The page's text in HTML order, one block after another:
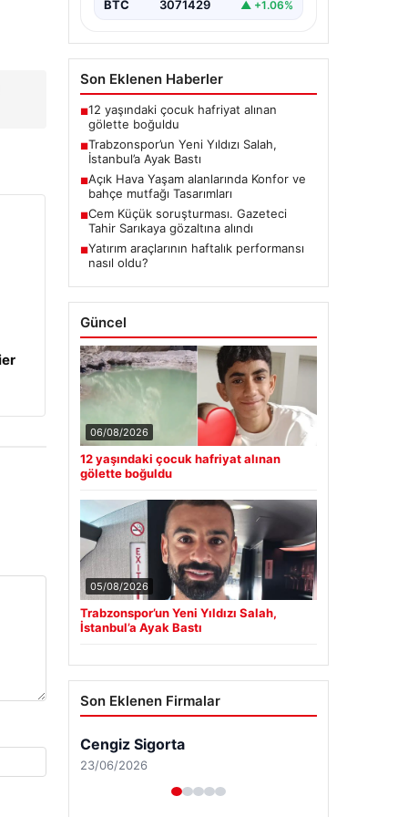
BTC 3071429 ▲ +1.06%
Son Eklenen Haberler
■12 yaşındaki çocuk hafriyat alınan
gölette boğuldu
■Trabzonspor’un Yeni Yıldızı Salah,
İstanbul’a Ayak Bastı
■Açık Hava Yaşam alanlarında Konfor ve
bahçe mutfağı Tasarımları
■Cem Küçük soruşturması. Gazeteci
Tahir Sarıkaya gözaltına alındı
■Yatırım araçlarının haftalık performansı
nasıl oldu?
Güncel
06/08/2026
12 yaşındaki çocuk hafriyat alınan
gölette boğuldu
05/08/2026
Trabzonspor’un Yeni Yıldızı Salah,
İstanbul’a Ayak Bastı
Son Eklenen Firmalar
Cengiz Sigorta
23/06/2026